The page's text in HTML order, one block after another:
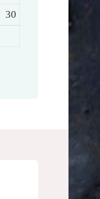
30